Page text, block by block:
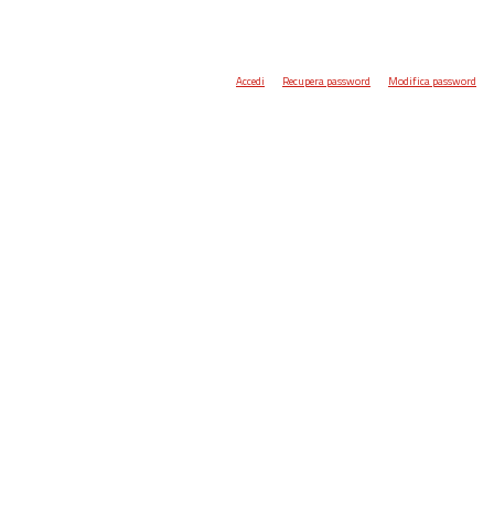
Accedi Recupera password Modifica password